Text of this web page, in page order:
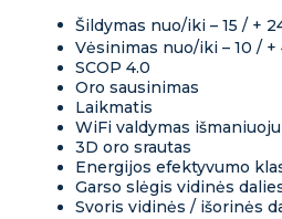
Šildymas nuo/iki – 15 / +
Vėsinimas nuo/iki – 10 / +
SCOP 4.0
Oro sausinimas
Laikmatis
WiFi valdymas
3D oro srautas
Energijos efektyvumo
Garso slėgis vidinės
Svoris vidinės / išorinės